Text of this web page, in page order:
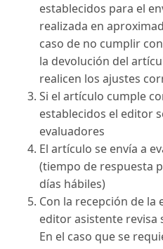
establecidos para el
realizada en
caso de no cumplir
la devolución del
realicen los ajustes
Si el artículo cumple
establecidos el editor
evaluadores
El artículo se envía a
(tiempo de respuesta
días hábiles)
Con la recepción de la
editor asistente revisa
En el caso que se